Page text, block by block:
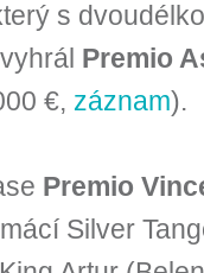
s
Premio
€, záznam).
Premio
Silver